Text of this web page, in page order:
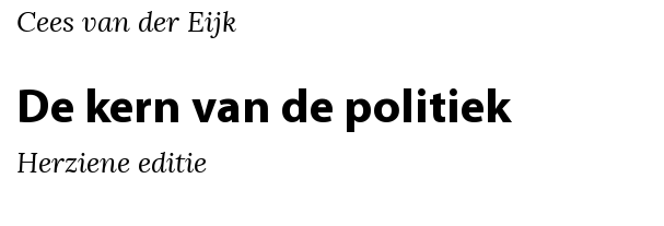
Cees van der Eijk
De kern van de politiek
Herziene editie